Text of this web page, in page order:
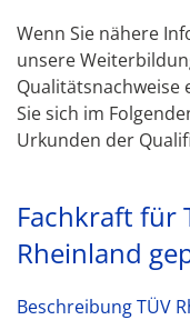
Wenn Sie nähere
unsere
Sie sich im
Urkunden der
Fachkraft für
Rheinland
Beschreibung TÜV